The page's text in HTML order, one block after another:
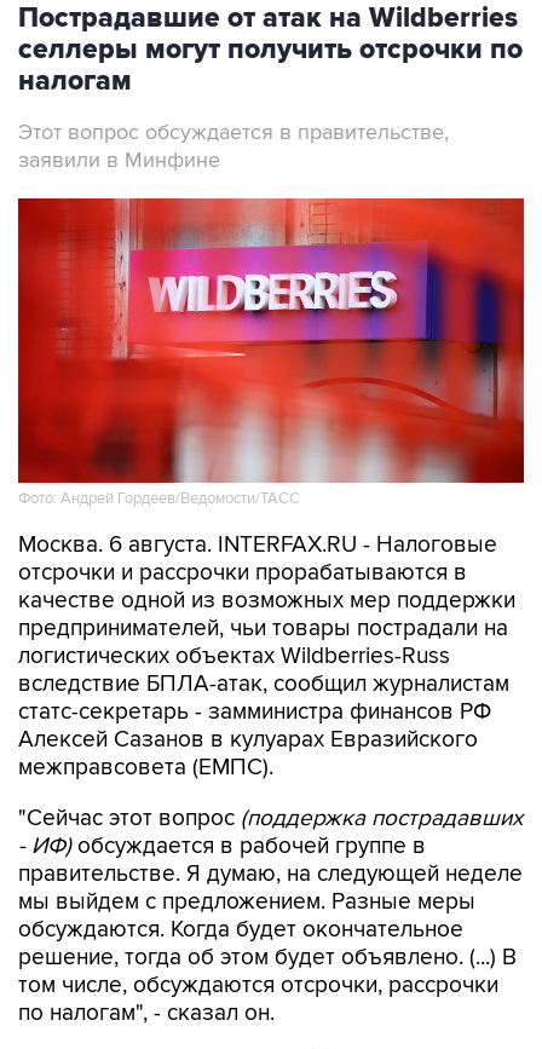
Пострадавшие от атак на Wildberries
селлеры могут получить отсрочки по
налогам
Этот вопрос обсуждается в правительстве,
заявили в Минфине
Фото: Андрей Гордеев/Ведомости/ТАСС
Москва. 6 августа. INTERFAX.RU - Налоговые
отсрочки и рассрочки прорабатываются в
качестве одной из возможных мер поддержки
предпринимателей, чьи товары пострадали на
логистических объектах Wildberries-Russ
вследствие БПЛА-атак, сообщил журналистам
статс-секретарь - замминистра финансов РФ
Алексей Сазанов в кулуарах Евразийского
межправсовета (ЕМПС).
"Сейчас этот вопрос (поддержка пострадавших
- ИФ)обсуждается в рабочей группе в
правительстве. Я думаю, на следующей неделе
мы выйдем с предложением. Разные меры
обсуждаются. Когда будет окончательное
решение, тогда об этом будет объявлено. (...) В
том числе, обсуждаются отсрочки, рассрочки
по налогам", - сказал он.